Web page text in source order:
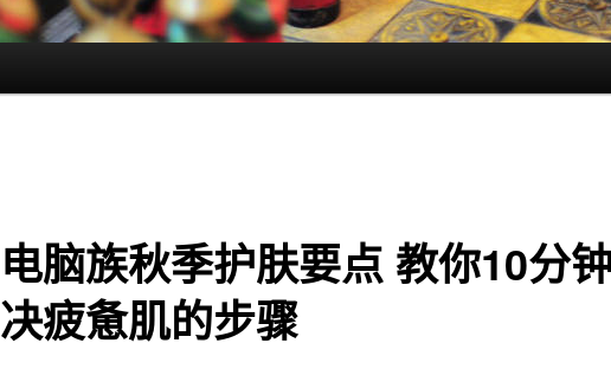
电脑族秋季护肤要点 教你10分
决疲惫肌的步骤